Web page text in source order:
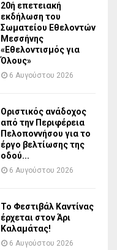
20ή επετειακή
εκδήλωση του
Σωματείου Εθελοντών
Μεσσήνης
«Εθελοντισμός για
Όλους»
6 Αυγούστου 2026
Οριστικός ανάδοχος
από την Περιφέρεια
Πελοποννήσου για το
έργο βελτίωσης της
οδού...
6 Αυγούστου 2026
Το Φεστιβάλ Καντίνας
έρχεται στον Άρι
Καλαμάτας!
6 Αυγούστου 2026